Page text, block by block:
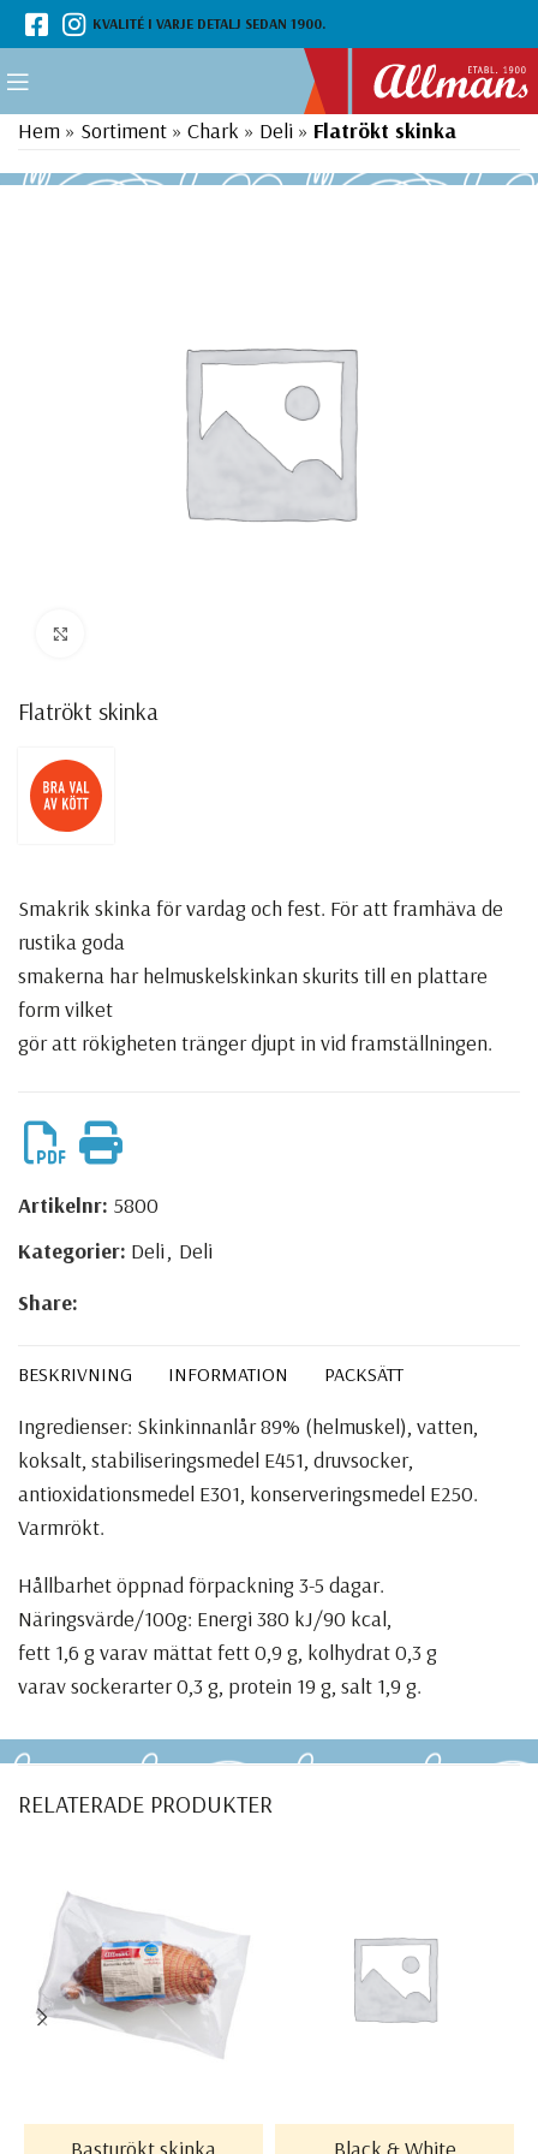
KVALITÉ I VARJE DETALJ SEDAN 1900.
Hem » Sortiment » Chark » Deli » Flatrökt skinka
Flatrökt skinka
Smakrik skinka för vardag och fest. För att framhäva de
rustika goda
smakerna har helmuskelskinkan skurits till en plattare
form vilket
gör att rökigheten tränger djupt in vid framställningen.
Artikelnr: 5800
Kategorier: Deli, Deli
Share:
BESKRIVNING INFORMATION PACKSÄTT
Ingredienser: Skinkinnanlår 89% (helmuskel), vatten,
koksalt, stabiliseringsmedel E451, druvsocker,
antioxidationsmedel E301, konserveringsmedel E250.
Varmrökt.
Hållbarhet öppnad förpackning 3-5 dagar.
Näringsvärde/100g: Energi 380 kJ/90 kcal,
fett 1,6 g varav mättat fett 0,9 g, kolhydrat 0,3 g
varav sockerarter 0,3 g, protein 19 g, salt 1,9 g.
RELATERADE PRODUKTER